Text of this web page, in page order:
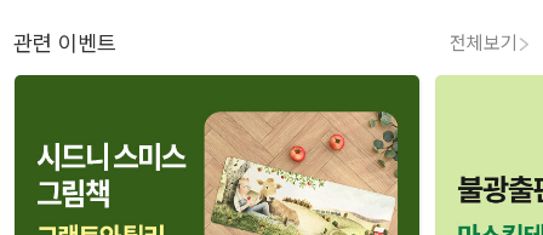
관련 이벤트 전체보기